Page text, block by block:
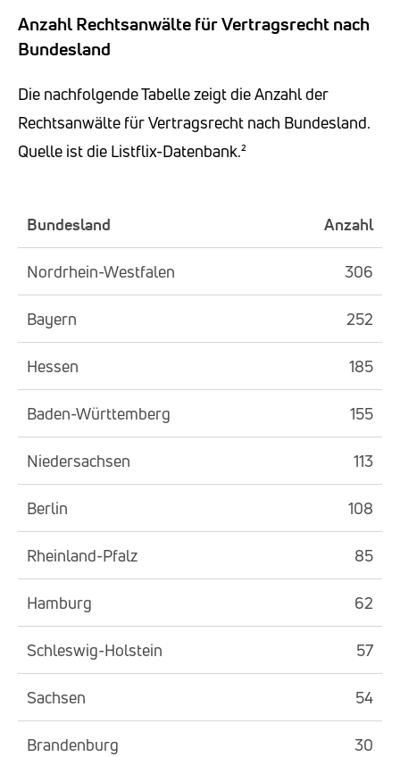
Anzahl Rechtsanwälte für Vertragsrecht nach
Bundesland
Die nachfolgende Tabelle zeigt die Anzahl der
Rechtsanwälte für Vertragsrecht nach Bundesland.
Quelle ist die Listflix-Datenbank.²
Bundesland Anzahl
Nordrhein-Westfalen 306
Bayern 252
Hessen 185
Baden-Württemberg 155
Niedersachsen 113
Berlin 108
Rheinland-Pfalz 85
Hamburg 62
Schleswig-Holstein 57
Sachsen 54
Brandenburg 30